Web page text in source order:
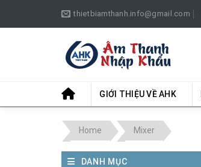
thietbiamthanh.info@gmail.com
GIỚI THIỆU VỀ AHK
Home Mixer
DANH MỤC